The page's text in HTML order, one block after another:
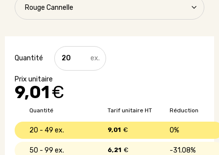
9,01€
quantité
de
Bougie
dans
un
Quantité Réduction
Tarif unitaire HT
20 - 49 0%
9,01 €
50 - 99 31.08%
6,21 €